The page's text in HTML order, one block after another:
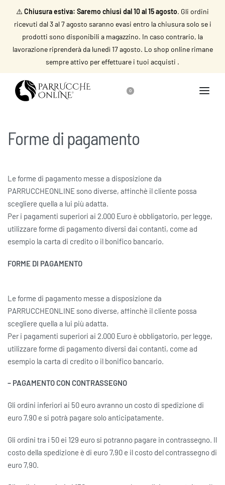
⚠️ Chiusura estiva: Saremo chiusi dal 10 al 15 agosto. Gli ordini
ricevuti dal 3 al 7 agosto saranno evasi entro la chiusura solo se i
prodotti sono disponibili a magazzino. In caso contrario, la
lavorazione riprenderà da lunedì 17 agosto. Lo shop online rimane
sempre attivo per effettuare i tuoi acquisti .
0
Forme di pagamento
Le forme di pagamento messe a disposizione da
PARRUCCHEONLINE sono diverse, affinchè il cliente possa
scegliere quella a lui più adatta.
Per i pagamenti superiori ai 2.000 Euro è obbligatorio, per legge,
utilizzare forme di pagamento diversi dai contanti, come ad
esempio la carta di credito o il bonifico bancario.
FORME DI PAGAMENTO
Le forme di pagamento messe a disposizione da
PARRUCCHEONLINE sono diverse, affinchè il cliente possa
scegliere quella a lui più adatta.
Per i pagamenti superiori ai 2.000 Euro è obbligatorio, per legge,
utilizzare forme di pagamento diversi dai contanti, come ad
esempio la carta di credito o il bonifico bancario.
– PAGAMENTO CON CONTRASSEGNO
Gli ordini inferiori ai 50 euro avranno un costo di spedizione di
euro 7,90 e si potrà pagare solo anticipatamente.
Gli ordini tra i 50 ei 129 euro si potranno pagare in contrassegno. Il
costo della spedizione è di euro 7,90 e il costo del contrassegno di
euro 7,90.